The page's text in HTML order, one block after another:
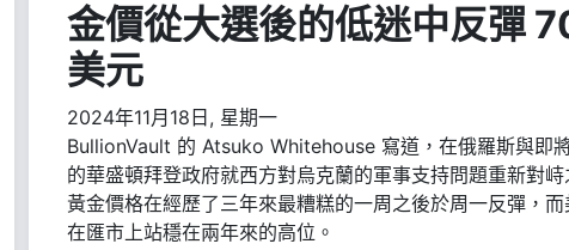
金價從大選後的低迷中反彈
美元
2024年11月18日, 星期一
BullionVault 的 Atsuko Whitehouse 寫道，在俄羅斯與即
的華盛頓拜登政府就西方對烏克蘭的軍事支持問題重新對峙
黃金價格在經歷了三年來最糟糕的一周之後於周一反彈，而
在匯市上站穩在兩年來的高位。